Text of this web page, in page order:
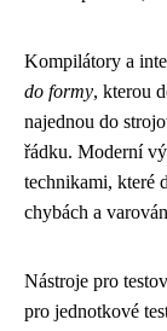
Kompilátory a
do formy, kterou
najednou do
řádku. Moderní
technikami, které
chybách a
Nástroje pro
pro jednotkové